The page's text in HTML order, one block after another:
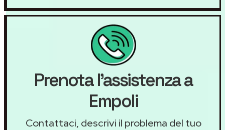
Prenota l'assistenza a
Empoli
Contattaci, descrivi il problema del tuo